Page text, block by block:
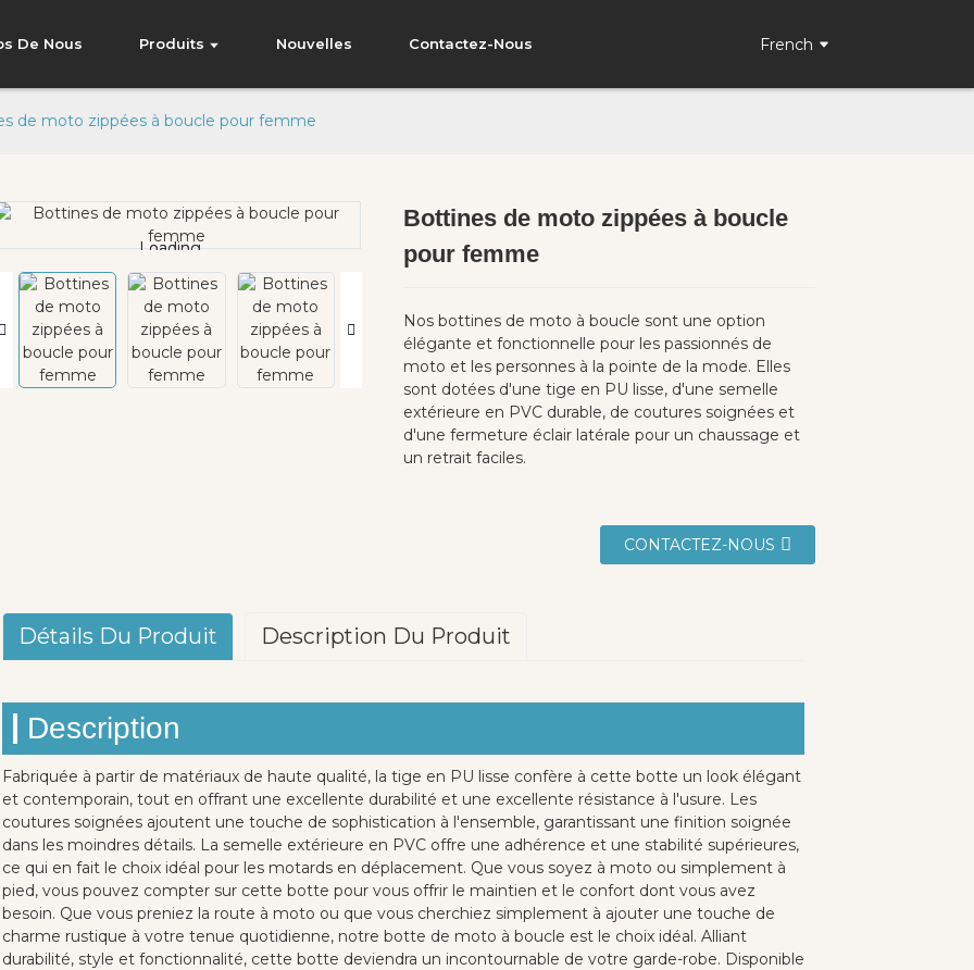
De Nous Produits Nouvelles Contactez-Nous French
de moto zippées à boucle pour femme
Loading...
Loading... Loading...
Loading...
Bottines de moto zippées à boucle
pour femme
Nos bottines de moto à boucle sont une option
élégante et fonctionnelle pour les passionnés de
moto et les personnes à la pointe de la mode. Elles
sont dotées d'une tige en PU lisse, d'une semelle
extérieure en PVC durable, de coutures soignées et
d'une fermeture éclair latérale pour un chaussage et
un retrait faciles.
CONTACTEZ-NOUS
Détails Du Produit Description Du Produit
Description
Fabriquée à partir de matériaux de haute qualité, la tige en PU lisse confère à cette botte un look élégant
et contemporain, tout en offrant une excellente durabilité et une excellente résistance à l'usure. Les
coutures soignées ajoutent une touche de sophistication à l'ensemble, garantissant une finition soignée
dans les moindres détails. La semelle extérieure en PVC offre une adhérence et une stabilité supérieures,
ce qui en fait le choix idéal pour les motards en déplacement. Que vous soyez à moto ou simplement à
pied, vous pouvez compter sur cette botte pour vous offrir le maintien et le confort dont vous avez
besoin. Que vous preniez la route à moto ou que vous cherchiez simplement à ajouter une touche de
charme rustique à votre tenue quotidienne, notre botte de moto à boucle est le choix idéal. Alliant
durabilité, style et fonctionnalité, cette botte deviendra un incontournable de votre garde-robe. Disponible